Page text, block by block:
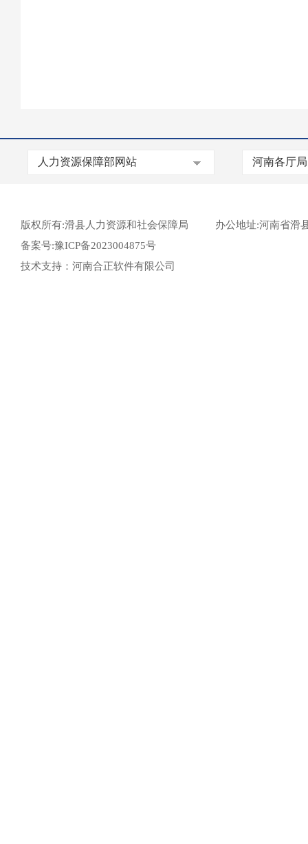
版权所有:滑县人力资源和社会保障局
办公地址:河南省滑
备案号:豫ICP备2023004875号
技术支持：河南合正软件有限公司